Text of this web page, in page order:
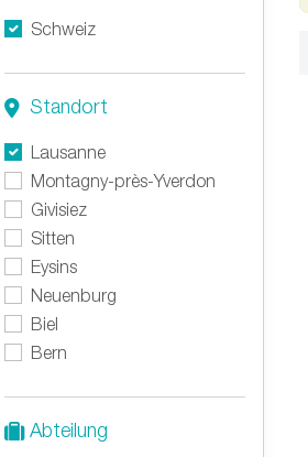
Schweiz
Standort
Lausanne
Montagny-près-Yverdon
Givisiez
Sitten
Eysins
Neuenburg
Biel
Bern
Abteilung